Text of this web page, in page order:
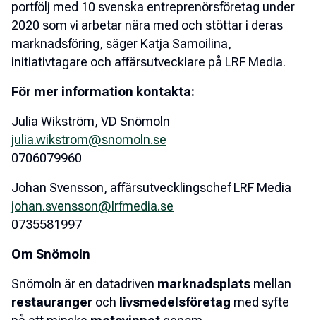
portfölj med 10 svenska entreprenörsföretag under
2020 som vi arbetar nära med och stöttar i deras
marknadsföring, säger Katja Samoilina,
initiativtagare och affärsutvecklare på LRF Media.
För mer information kontakta:
Julia Wikström, VD Snömoln
julia.wikstrom@snomoln.se
0706079960
Johan Svensson, affärsutvecklingschef LRF Media
johan.svensson@lrfmedia.se
0735581997
Om Snömoln
Snömoln är en datadriven marknadsplats mellan
restauranger och livsmedelsföretag med syfte